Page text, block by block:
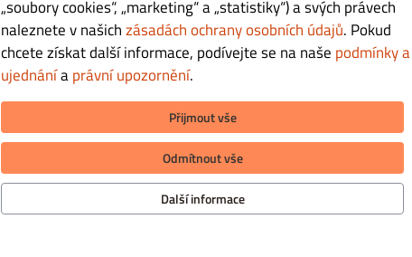
Kč 259.00
„soubory cookies“, „marketing“ a „statistiky“) a svých právech
naleznete v našichzásadách ochrany osobních údajů. Pokud
chcete získat další informace, podívejte se na naše podmínky a
ujednáníaprávní upozornění.
Přijmout vše
Odmítnout vše
Další informace